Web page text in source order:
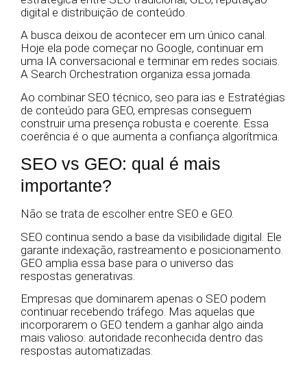
digital e distribuição de conteúdo.
A busca deixou de acontecer em um único canal.
Hoje ela pode começar no Google, continuar em
uma IA conversacional e terminar em redes sociais.
A Search Orchestration organiza essa jornada.
Ao combinar SEO técnico, seo para ias e Estratégias
de conteúdo para GEO, empresas conseguem
construir uma presença robusta e coerente. Essa
coerência é o que aumenta a confiança algorítmica.
SEO vs GEO: qual é mais
importante?
Não se trata de escolher entre SEO e GEO.
SEO continua sendo a base da visibilidade digital. Ele
garante indexação, rastreamento e posicionamento.
GEO amplia essa base para o universo das
respostas generativas.
Empresas que dominarem apenas o SEO podem
continuar recebendo tráfego. Mas aquelas que
incorporarem o GEO tendem a ganhar algo ainda
mais valioso: autoridade reconhecida dentro das
respostas automatizadas.